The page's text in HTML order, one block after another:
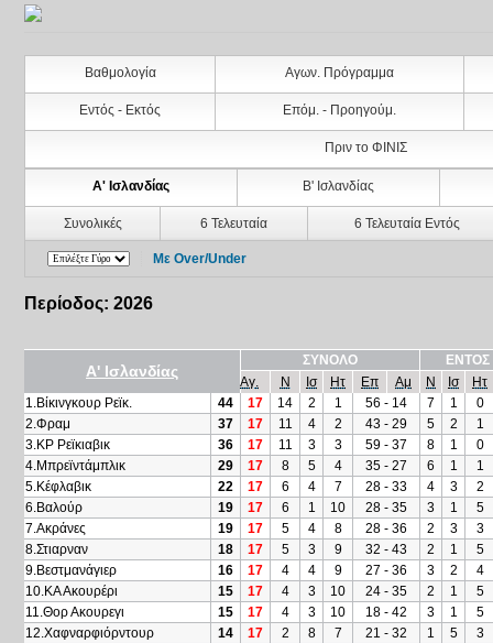
Βαθμολογία Αγων. Πρόγραμμα
Εντός - Εκτός Επόμ. - Προηγούμ.
Πριν το ΦΙΝΙΣ
Α' Ισλανδίας Β' Ισλανδίας
Συνολικές 6 Τελευταία 6 Τελευταία Εντός
Με Over/Under
Περίοδος: 2026
Α' Ισλανδίας
ΣΥΝΟΛΟ
Αγ.
Ν Ισ Ητ Επ Αμ Ν Ισ
Ητ
1.Βίκινγκουρ Ρεϊκ.
44 17 14 2 1 56 - 14 7 1
0
2.Φραμ
37 17 11 4 2 43 - 29 5 2
1
3.ΚΡ Ρεϊκιαβικ
36 17 11 3 3 59 - 37 8 1
0
4.Μπρεϊντάμπλικ
29 17 8 5 4 35 - 27 6 1
1
5.Κέφλαβικ
22 17 6 4 7 28 - 33 4 3
2
6.Βαλούρ
19 17 6 1 10 28 - 35 3 1
5
7.Ακράνες
19 17 5 4 8 28 - 36 2 3
3
8.Στιαρναν
18 17 5 3 9 32 - 43 2 1
5
9.Βεστμανάγιερ
16 17 4 4 9 27 - 36 3 2
4
10.ΚΑ Ακουρέρι
15 17 4 3 10 24 - 35 2 1
5
11.Θορ Ακουρεγι
15 17 4 3 10 18 - 42 3 1
5
12.Χαφναρφιόρντουρ
14 17 2 8 7 21 - 32 1 5 3